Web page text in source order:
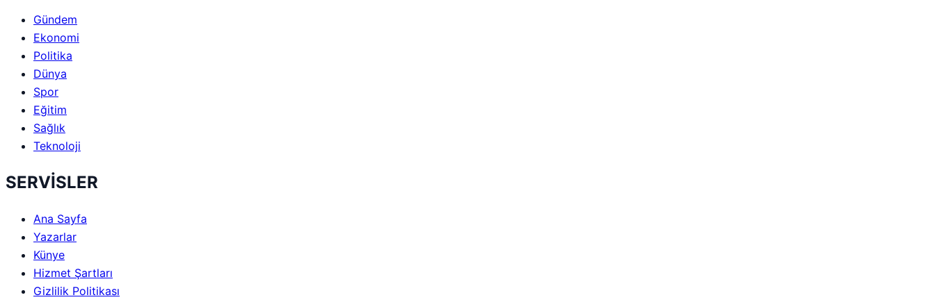
Gündem
Ekonomi
Politika
Dünya
Spor
Eğitim
Sağlık
Teknoloji
SERVİSLER
Ana Sayfa
Yazarlar
Künye
Hizmet Şartları
Gizlilik Politikası